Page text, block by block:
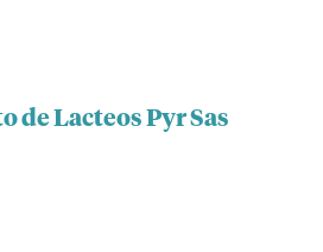
de Lacteos Pyr Sas